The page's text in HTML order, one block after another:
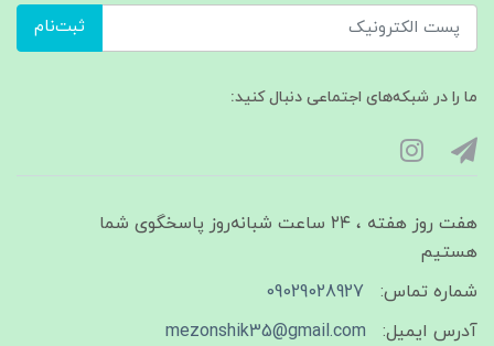
ثبت‌نام
ما را در شبکه‌های اجتماعی دنبال کنید:
هفت روز هفته ، ۲۴ ساعت شبانه‌روز پاسخگوی شما
هستیم
شماره تماس:
09029028927
آدرس ایمیل:
mezonshik35@gmail.com